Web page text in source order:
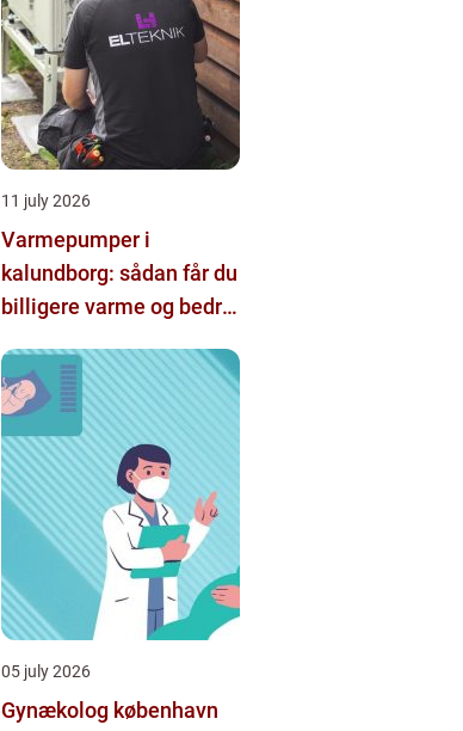
11 july 2026
Varmepumper i
kalundborg: sådan får du
billigere varme og bedre
05 july 2026
Gynækolog københavn